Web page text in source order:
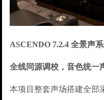
ASCENDO 7.2.4 全景声
全线同源调校，音色统一
本项目整套声场搭建全部